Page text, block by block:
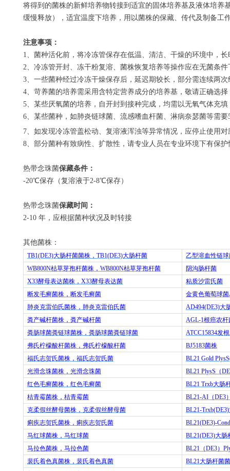
将得到的菌株的新鲜培养物转接到适宜的固体培养基及液体培养
缓慢释放），适宜温度下培养，用以菌株的保藏、传代及制备工
注意事项：
1、菌种活化前，将冷冻管保存在低温、清洁、干燥的环境中，
2、冷冻管开封、冻干粉复溶、菌株恢复培养等操作应在无菌条件
3、一些菌种经过冷冻干燥保存后，延迟期较长，部分需连续两
4、苛养菌的培养需采用含特定营养成分的培养基，敬请正确选
5、某些厌氧菌的培养，自开封到接种完成，均需以无氧气体充
6、某些菌种，如肺炎链球菌、流感嗜血杆菌、淋病奈瑟菌等需要
7 、如发现冷冻管盖松动、复溶液浑浊等异常情况，应停止使用
8 、部分菌种有致病性、扩散性，请专业人员在专业环境下有保
热带念珠菌保藏条件：
-20℃保存（复溶液于2-8℃保存）
热带念珠菌保藏时间：
2-10 年，应根据菌种状况及时转接
其他菌株：
TB1(DE3)大肠杆菌菌株， TB1(DE3)大肠杆菌
乙型溶血性链
WB800N枯草芽孢杆菌株， WB800N枯草芽孢杆菌
阴沟肠杆菌
X33酵母表达菌株， X33酵母表达菌
粘质沙雷氏菌
断发毛癣菌株，断发毛癣菌
金黄色葡萄球菌
肺炎克雷伯氏菌株，肺炎克雷伯氏菌
AD494(DE3)大
粪产碱杆菌株，粪产碱杆菌
AGL-1根癌农杆
粪肠球菌粪链球菌株，粪肠球菌粪链球菌
ATCC15834发
弗氏柠檬酸杆菌株，弗氏柠檬酸杆菌
BJ5183菌株
福氏志贺氏菌株，福氏志贺氏菌
BL21 Gold
光滑念珠菌株，光滑念珠菌
BL21 PlysS （
红色毛癣菌株，红色毛癣菌
BL21 Trxb大肠
桔青霉菌株，桔青霉菌
BL21-AI （DE3
克柔假丝酵母菌株，克柔假丝酵母菌
BL21-Trxb(DE3)
痢疾志贺氏菌株，痢疾志贺氏菌
BL21(DE3)-
马红球菌株，马红球菌
BL21(DE3)大肠
马拉色菌株，马拉色菌
BL21 （DE3）
裴氏着色真菌株，裴氏着色真菌
BL21大肠杆菌